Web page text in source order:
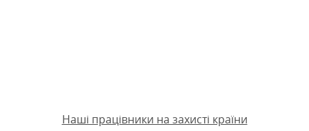
Наші працівники на захисті країни